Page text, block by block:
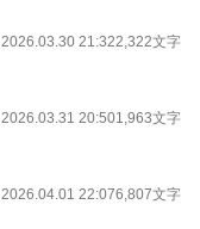
2026.03.30 21:322,322文字
2026.03.31 20:501,963文字
2026.04.01 22:076,807文字